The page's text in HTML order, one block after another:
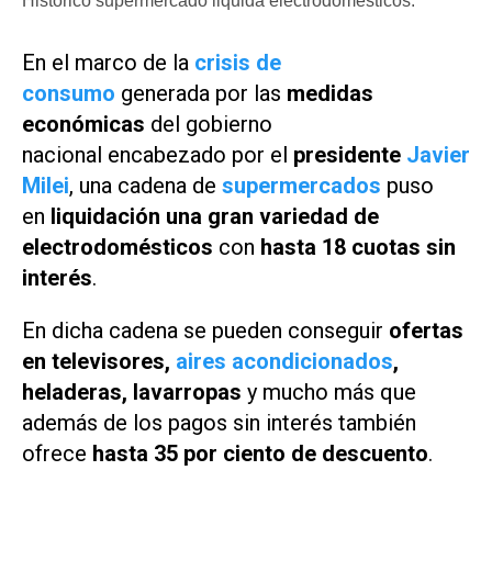
En el marco de la crisis de
consumo generada por las medidas
económicas del gobierno
nacional encabezado por el presidente Javier
Milei, una cadena de supermercados puso
en liquidación una gran variedad de
electrodomésticos con hasta 18 cuotas sin
interés.
En dicha cadena se pueden conseguir ofertas
en televisores, aires acondicionados,
heladeras, lavarropas y mucho más que
además de los pagos sin interés también
ofrece hasta 35 por ciento de descuento.